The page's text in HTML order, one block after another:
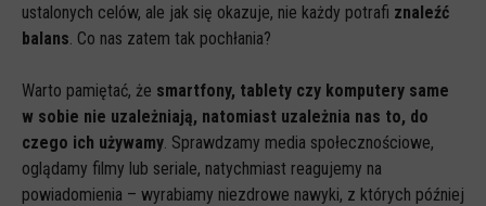
ustalonych celów, ale jak się okazuje, nie każdy potrafi znaleźć
balans . Co nas zatem tak pochłania?
Warto pamiętać, że smartfony, tablety czy komputery same
w sobie nie uzależniają, natomiast uzależnia nas to, do
czego ich używamy . Sprawdzamy media społecznościowe,
oglądamy filmy lub seriale, natychmiast reagujemy na
powiadomienia – wyrabiamy niezdrowe nawyki, z których później